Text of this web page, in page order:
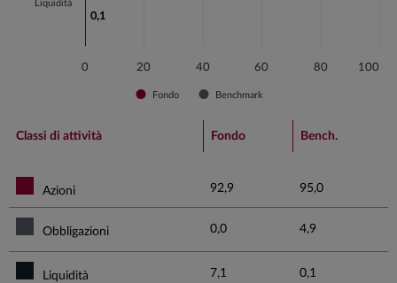
0,1
0,1
0 20 40 60 80 100
Fondo Benchmark
Liquidità
End of interactive chart.
Classi di attività Fondo Bench.
Azioni 92,9 95,0
Obbligazioni 0,0 4,9
Liquidità 7,1 0,1